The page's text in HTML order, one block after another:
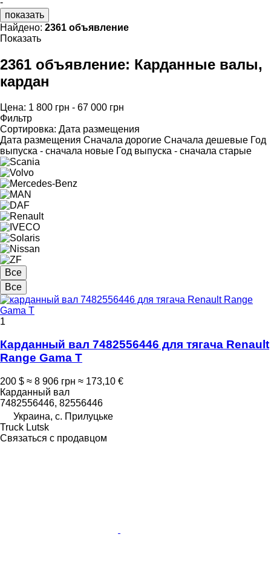
показать
Найдено: 2361 объявление
Показать
2361 объявление: Карданные валы,
кардан
Цена: 1 800 грн - 67 000 грн
Фильтр
Сортировка: Дата размещения
Дата размещения Сначала дорогие Сначала дешевые Год
выпуска - сначала новые Год выпуска - сначала старые
Все
Все
1
Карданный вал 7482556446 для тягача Renault
Range Gama T
200 $ ≈ 8 906 грн ≈ 173,10 €
Карданный вал
7482556446, 82556446
Украина, с. Прилуцьке
Truck Lutsk
Связаться с продавцом